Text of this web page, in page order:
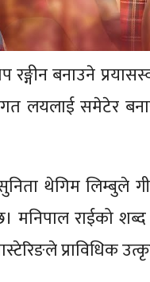
रङ्गीन बनाउने
लयलाई समेटेर
थेगिम लिम्बुले
राईको
प्राविधिक